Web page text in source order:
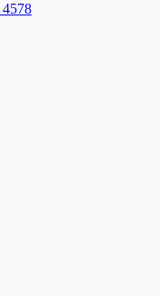
4578